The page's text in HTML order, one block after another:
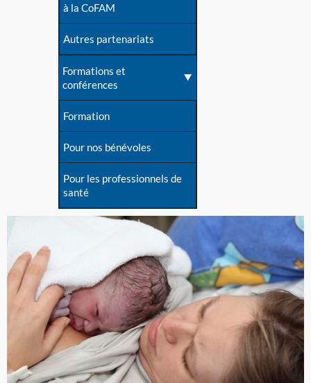
à la CoFAM
Autres partenariats
Formations et
conférences
Formation
Pour nos bénévoles
Pour les professionnels de
santé